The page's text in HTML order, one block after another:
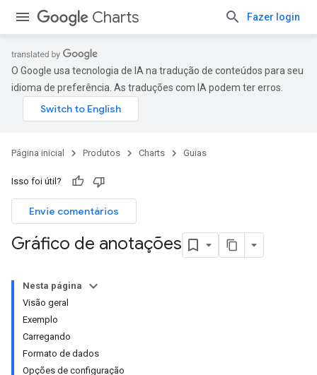
Charts Fazer login
O Google usa tecnologia de IA na tradução de conteúdos para seu
idioma de preferência. As traduções com IA podem ter erros.
Página inicial Produtos Charts Guias
Isso foi útil?
Envie comentários
Gráfico de anotações
Nesta página
Visão geral
Exemplo
Carregando
Formato de dados
Opções de configuração